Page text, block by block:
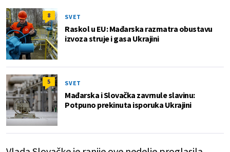
8 SVET
Raskol u EU: Mađarska razmatra obustavu
izvoza struje i gasa Ukrajini
5 SVET
Mađarska i Slovačka zavrnule slavinu:
Potpuno prekinuta isporuka Ukrajini